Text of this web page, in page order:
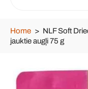
Home > NLF Soft
jauktie augļi 75 g